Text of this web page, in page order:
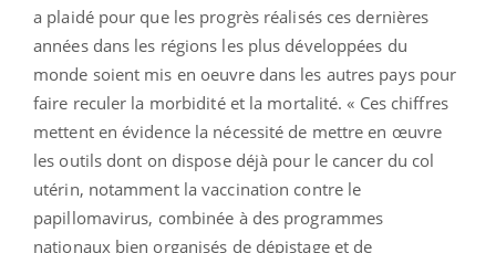
a plaidé pour que les progrès réalisés ces dernières
années dans les régions les plus développées du
monde soient mis en oeuvre dans les autres pays pour
faire reculer la morbidité et la mortalité. « Ces chiffres
mettent en évidence la nécessité de mettre en œuvre
les outils dont on dispose déjà pour le cancer du col
utérin, notamment la vaccination contre le
papillomavirus, combinée à des programmes
nationaux bien organisés de dépistage et de